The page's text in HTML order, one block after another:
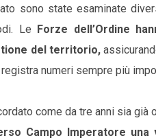
sono state esaminate
Le Forze dell’Ordine
del territorio,
numeri sempre più
come da tre anni sia
Campo Imperatore